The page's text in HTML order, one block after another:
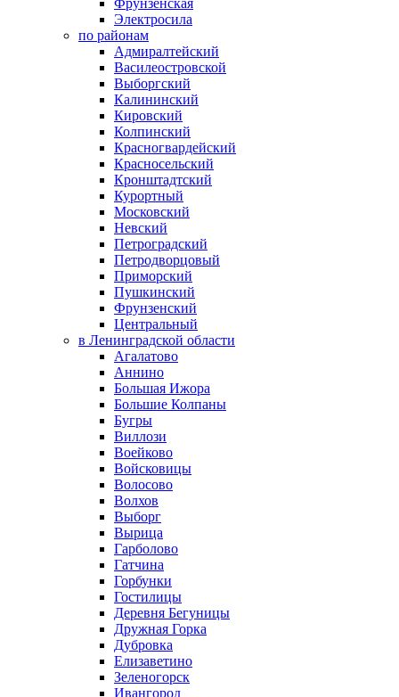
Фрунзенская
Электросила
по районам
Адмиралтейский
Василеостровской
Выборгский
Калининский
Кировский
Колпинский
Красногвардейский
Красносельский
Кронштадтский
Курортный
Московский
Невский
Петроградский
Петродворцовый
Приморский
Пушкинский
Фрунзенский
Центральный
в Ленинградской области
Агалатово
Аннино
Большая Ижора
Большие Колпаны
Бугры
Виллози
Воейково
Войсковицы
Волосово
Волхов
Выборг
Вырица
Гарболово
Гатчина
Горбунки
Гостилицы
Деревня Бегуницы
Дружная Горка
Дубровка
Елизаветино
Зеленогорск
Ивангород